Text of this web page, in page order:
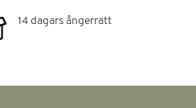
14 dagars ångerrätt